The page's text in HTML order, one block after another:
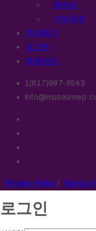
멤버쉽
기부문의
문의하기
로그인
회원가입
1(617)987-6543
Privacy Policy/ Terms of
로그인